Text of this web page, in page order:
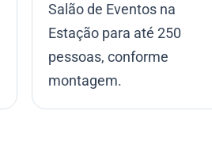
Salão de Eventos na
Estação para até 250
pessoas, conforme
montagem.